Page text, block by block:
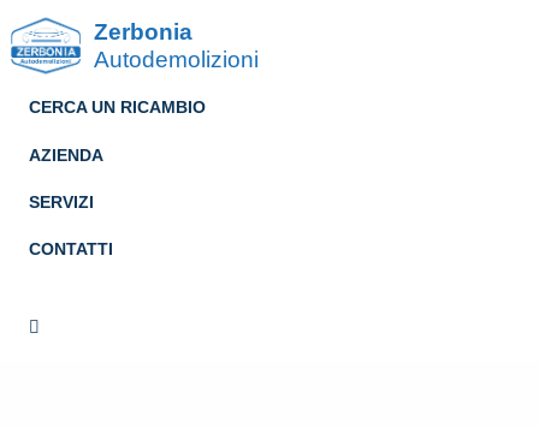
Zerbonia
Autodemolizioni
CERCA UN RICAMBIO
AZIENDA
SERVIZI
CONTATTI